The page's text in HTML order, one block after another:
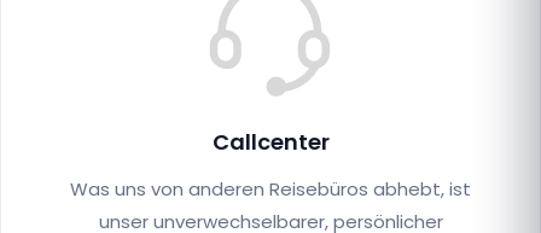
Callcenter
Was uns von anderen Reisebüros abhebt, ist
unser unverwechselbarer, persönlicher